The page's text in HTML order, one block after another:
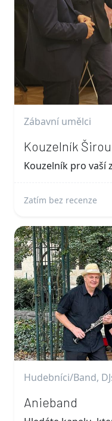
Zábavní umělci
Kouzelník
Kouzelník pro vaší
Zatím bez recenze
Hudebníci/Band,
Anieband